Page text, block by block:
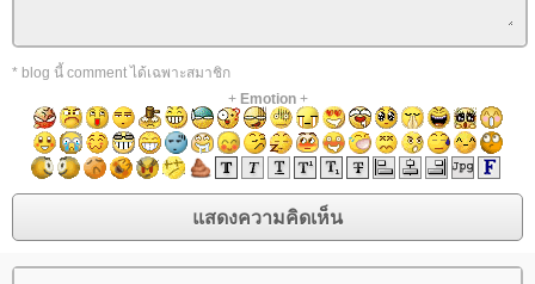
* blog นี้ comment ได้เฉพาะสมาชิก
+ Emotion+